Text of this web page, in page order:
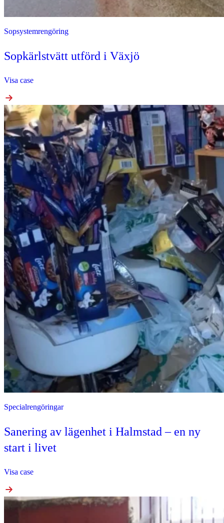
Sopsystemrengöring
Sopkärlstvätt utförd i Växjö
Visa case
Specialrengöringar
Sanering av lägenhet i Halmstad – en ny
start i livet
Visa case